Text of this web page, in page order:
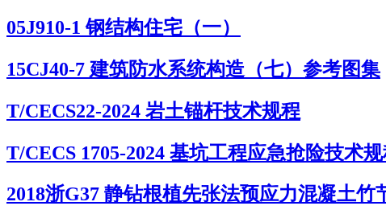
05J910-1 钢结构住宅（一）
15CJ40-7 建筑防水系统构造（七）参考图集
T/CECS22-2024 岩土锚杆技术规程
T/CECS 1705-2024 基坑工程应急抢险技术
2018浙G37 静钻根植先张法预应力混凝土竹